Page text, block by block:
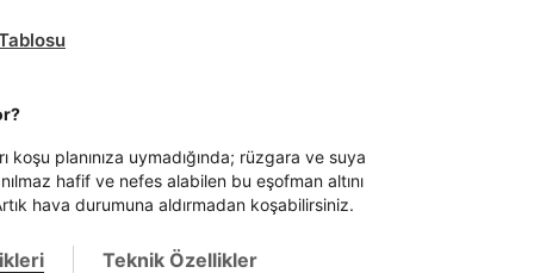
koşu planınıza uymadığında; rüzgara ve suya
hafif ve nefes alabilen bu eşofman altını
hava durumuna aldırmadan koşabilirsiniz.
Teknik Özellikler